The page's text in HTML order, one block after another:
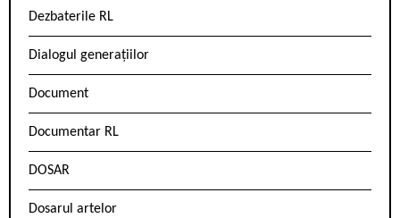
Dezbaterile RL
Dialogul generațiilor
Document
Documentar RL
DOSAR
Dosarul artelor